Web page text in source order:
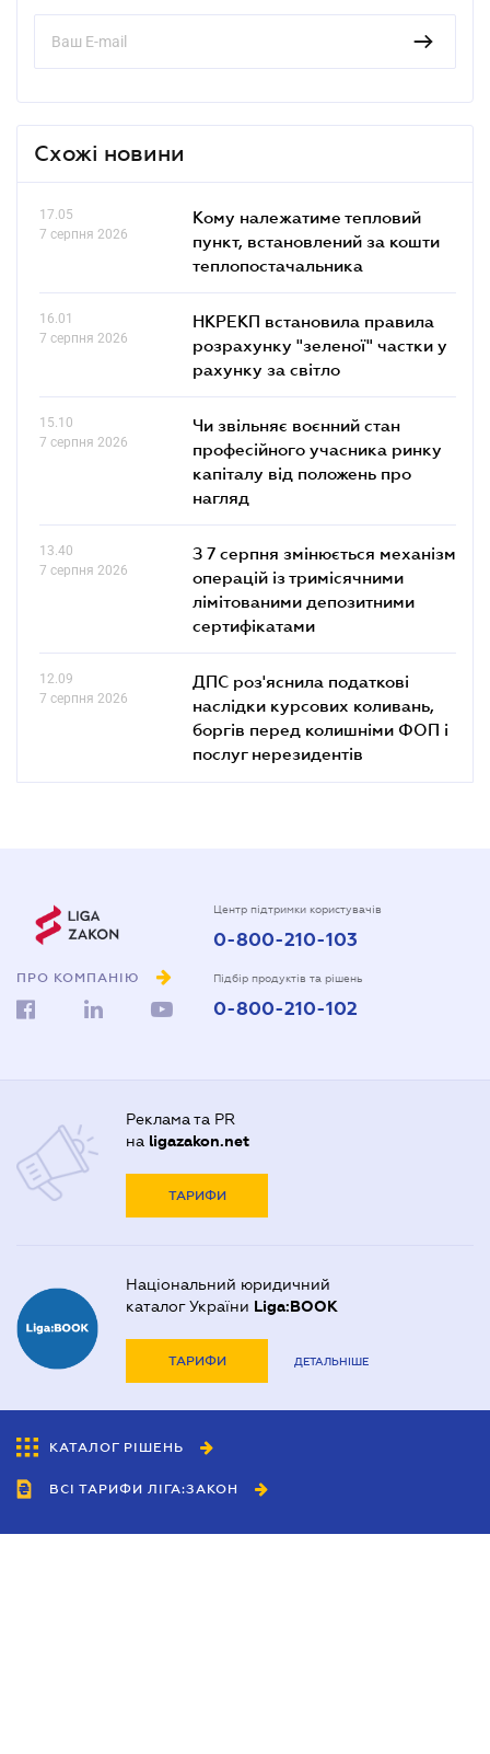
Схожі новини
17.05
7 серпня 2026
Кому належатиме тепловий
пункт, встановлений за кошти
теплопостачальника
16.01
7 серпня 2026
НКРЕКП встановила правила
розрахунку "зеленої" частки у
рахунку за світло
15.10
7 серпня 2026
Чи звільняє воєнний стан
професійного учасника ринку
капіталу від положень про
нагляд
13.40
7 серпня 2026
З 7 серпня змінюється механізм
операцій із тримісячними
лімітованими депозитними
сертифікатами
12.09
7 серпня 2026
ДПС роз'яснила податкові
наслідки курсових коливань,
боргів перед колишніми ФОП і
послуг нерезидентів
ПРО КОМПАНІЮ
Центр підтримки користувачів
0-800-210-103
Підбір продуктів та рішень
0-800-210-102
Реклама та PR
на ligazakon.net
ТАРИФИ
Національний юридичний
каталог України Liga:BOOK
ТАРИФИ ДЕТАЛЬНІШЕ
КАТАЛОГ РІШЕНЬ
ВСІ ТАРИФИ ЛІГА:ЗАКОН